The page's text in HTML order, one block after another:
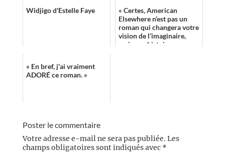
Widjigo d'Estelle Faye
« Certes, American
Elsewhere n’est pas un
roman qui changera votre
vision de l’imaginaire,
mais son histoire
« En bref, j'ai vraiment
ADORÉ ce roman. »
Poster le commentaire
Votre adresse e-mail ne sera pas publiée. Les
champs obligatoires sont indiqués avec *